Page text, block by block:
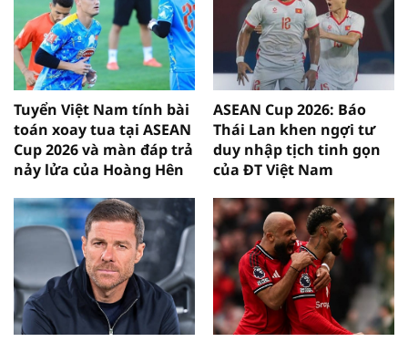
Tuyển Việt Nam tính bài
toán xoay tua tại ASEAN
Cup 2026 và màn đáp trả
nảy lửa của Hoàng Hên
ASEAN Cup 2026: Báo
Thái Lan khen ngợi tư
duy nhập tịch tinh gọn
của ĐT Việt Nam